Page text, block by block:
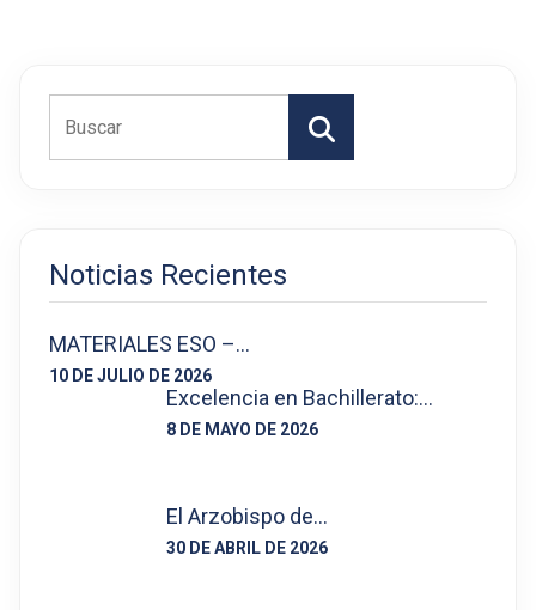
Buscar
Noticias Recientes
MATERIALES ESO –…
10 DE JULIO DE 2026
Excelencia en Bachillerato:…
8 DE MAYO DE 2026
El Arzobispo de…
30 DE ABRIL DE 2026